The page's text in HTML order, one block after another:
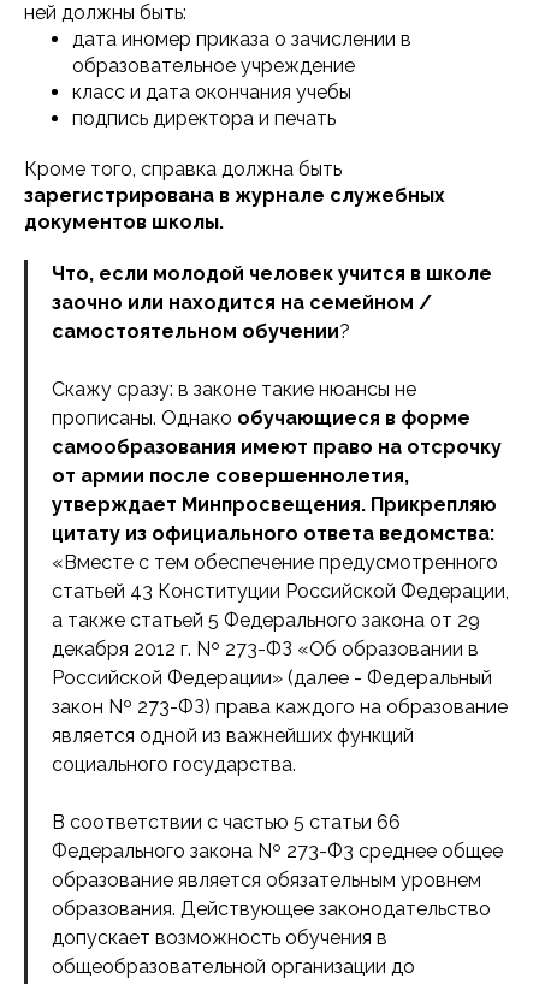
ней должны быть:
дата иномер приказа о зачислении в
образовательное учреждение
класс и дата окончания учебы
подпись директора и печать
Кроме того, справка должна быть
зарегистрирована в журнале служебных
документов школы.
Что, если молодой человек учится в школе
заочно или находится на семейном /
самостоятельном обучении?
Скажу сразу: в законе такие нюансы не
прописаны. Однако обучающиеся в форме
самообразования имеют право на отсрочку
от армии после совершеннолетия,
утверждает Минпросвещения. Прикрепляю
цитату из официального ответа ведомства:
«Вместе с тем обеспечение предусмотренного
статьей 43 Конституции Российской Федерации,
а также статьей 5 Федерального закона от 29
декабря 2012 г. Nº 273-ФЗ «Об образовании в
Российской Федерации» (далее - Федеральный
закон Nº 273-ФЗ) права каждого на образование
является одной из важнейших функций
социального государства.
В соответствии с частью 5 статьи 66
Федерального закона Nº 273-Ф3 среднее общее
образование является обязательным уровнем
образования. Действующее законодательство
допускает возможность обучения в
общеобразовательной организации до